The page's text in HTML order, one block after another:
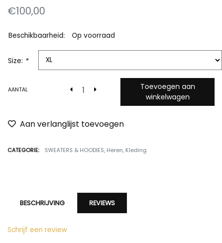
€100,00
Beschikbaarheid: Op voorraad
Size: *
AANTAL
Toevoegen aan
winkelwagen
Aan verlanglijst toevoegen
CATEGORIE: SWEATERS & HOODIES, Heren, Kleding
BESCHRIJVING REVIEWS
Schrijf een review